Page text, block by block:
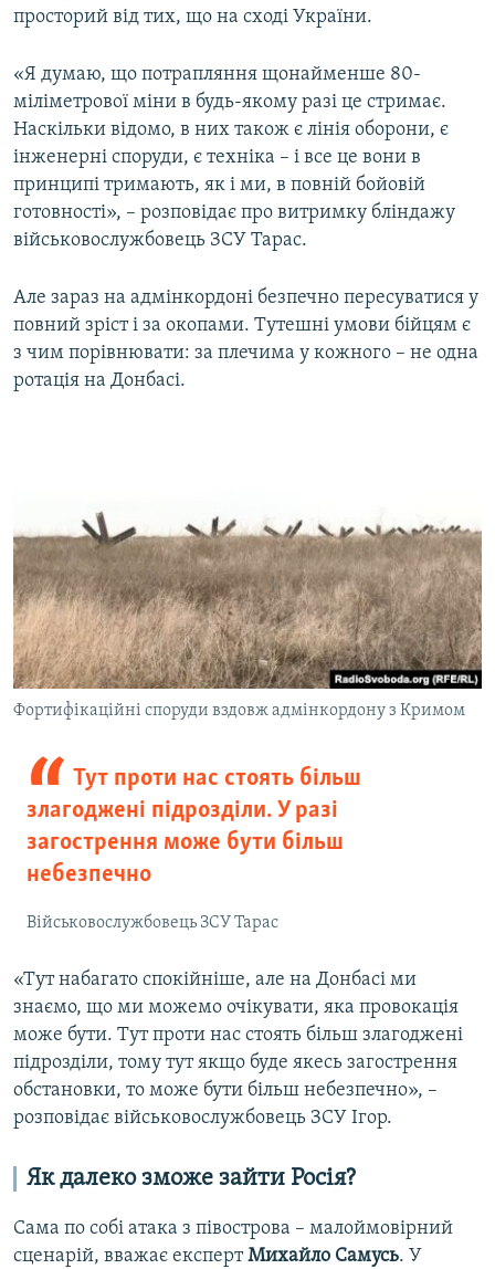
просторий від тих, що на сході України.
«Я думаю, що потрапляння щонайменше 80-
міліметрової міни в будь-якому разі це стримає.
Наскільки відомо, в них також є лінія оборони, є
інженерні споруди, є техніка – і все це вони в
принципі тримають, як і ми, в повній бойовій
готовності», – розповідає про витримку бліндажу
військовослужбовець ЗСУ Тарас.
Але зараз на адмінкордоні безпечно пересуватися у
повний зріст і за окопами. Тутешні умови бійцям є
з чим порівнювати: за плечима у кожного – не одна
ротація на Донбасі.
Фортифікаційні споруди вздовж адмінкордону з Кримом
Тут проти нас стоять більш
злагоджені підрозділи. У разі
загострення може бути більш
небезпечно
Військовослужбовець ЗСУ Тарас
«Тут набагато спокійніше, але на Донбасі ми
знаємо, що ми можемо очікувати, яка провокація
може бути. Тут проти нас стоять більш злагоджені
підрозділи, тому тут якщо буде якесь загострення
обстановки, то може бути більш небезпечно», –
розповідає військовослужбовець ЗСУ Ігор.
Як далеко зможе зайти Росія?
Сама по собі атака з півострова – малоймовірний
сценарій, вважає експертМихайло Самусь. У